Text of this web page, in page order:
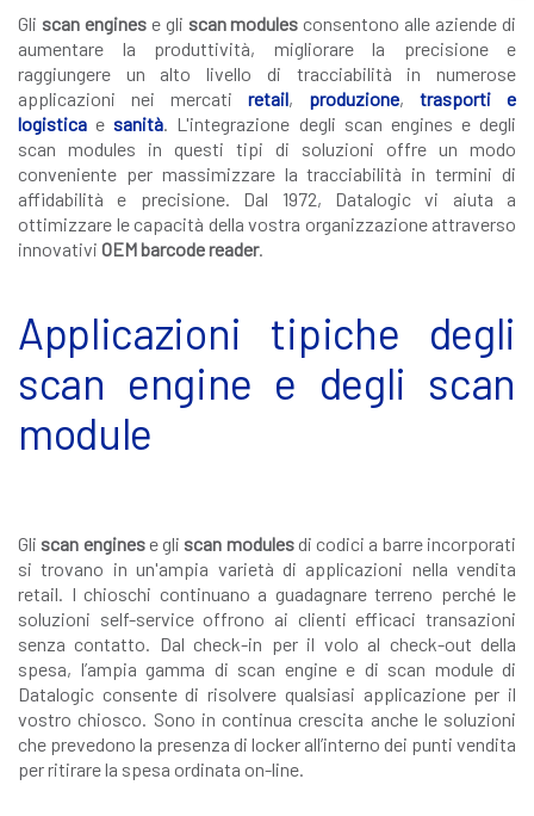
Gli scan enginese gli scan modules consentono alle aziende di
aumentare la produttività, migliorare la precisione e
raggiungere un alto livello di tracciabilità in numerose
applicazioni nei mercati retail, produzione, trasporti e
logistica esanità . L'integrazione degli scan engines e degli
scan modules in questi tipi di soluzioni offre un modo
conveniente per massimizzare la tracciabilità in termini di
affidabilità e precisione. Dal 1972, Datalogic vi aiuta a
ottimizzare le capacità della vostra organizzazione attraverso
innovativi OEM barcode reader.
Applicazioni tipiche degli
scan engine e degli scan
module
Gli scan enginese gli scan modulesdi codici a barre incorporati
si trovano in un'ampia varietà di applicazioni nella vendita
retail. I chioschi continuano a guadagnare terreno perché le
soluzioni self-service offrono ai clienti efficaci transazioni
senza contatto. Dal check-in per il volo al check-out della
spesa, l’ampia gamma di scan engine e di scan module di
Datalogic consente di risolvere qualsiasi applicazione per il
vostro chiosco. Sono in continua crescita anche le soluzioni
che prevedono la presenza di locker all’interno dei punti vendita
per ritirare la spesa ordinata on-line.